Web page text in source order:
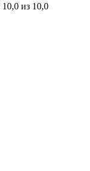
10,0 из 10,0